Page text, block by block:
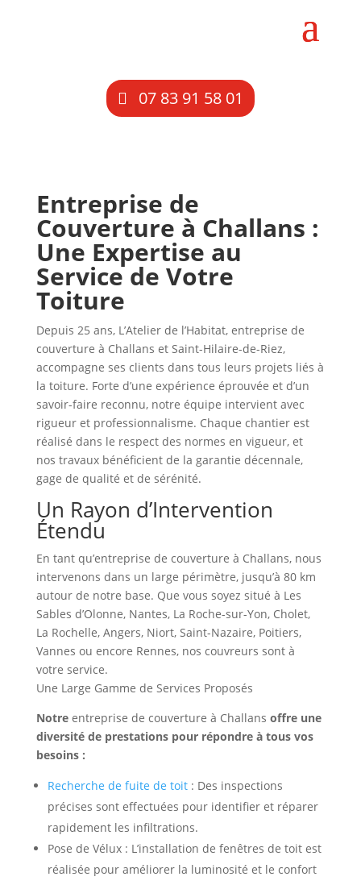
07 83 91 58 01
Entreprise de
Couverture à Challans :
Une Expertise au
Service de Votre
Toiture
Depuis 25 ans, L’Atelier de l’Habitat, entreprise de
couverture à Challans et Saint-Hilaire-de-Riez,
accompagne ses clients dans tous leurs projets liés à
la toiture. Forte d’une expérience éprouvée et d’un
savoir-faire reconnu, notre équipe intervient avec
rigueur et professionnalisme. Chaque chantier est
réalisé dans le respect des normes en vigueur, et
nos travaux bénéficient de la garantie décennale,
gage de qualité et de sérénité.
Un Rayon d’Intervention
Étendu
En tant qu’entreprise de couverture à Challans, nous
intervenons dans un large périmètre, jusqu’à 80 km
autour de notre base. Que vous soyez situé à Les
Sables d’Olonne, Nantes, La Roche-sur-Yon, Cholet,
La Rochelle, Angers, Niort, Saint-Nazaire, Poitiers,
Vannes ou encore Rennes, nos couvreurs sont à
votre service.
Une Large Gamme de Services Proposés
Notre entreprise de couverture à Challans offre une
diversité de prestations pour répondre à tous vos
besoins :
Recherche de fuite de toit: Des inspections
précises sont effectuées pour identifier et réparer
rapidement les infiltrations.
Pose de Vélux : L’installation de fenêtres de toit est
réalisée pour améliorer la luminosité et le confort